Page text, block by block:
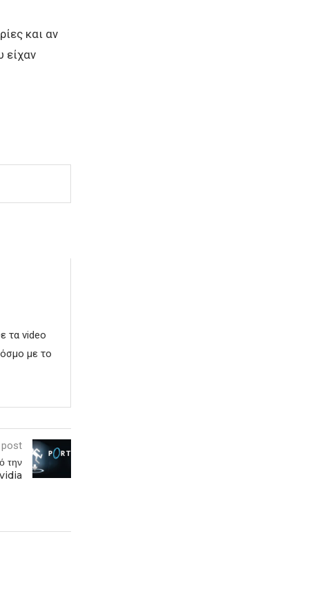
και αν
είχαν
τα video
με το
την